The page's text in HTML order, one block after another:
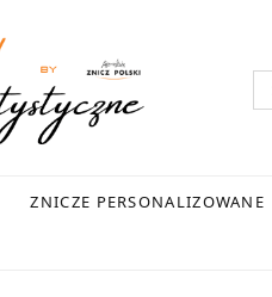
ZNICZE PERSONALIZOWANE